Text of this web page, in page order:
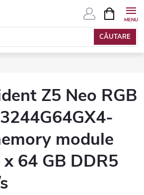
CĂUTARE
COŞ
DE
Z5 Neo RGB
module
64 GB DDR5